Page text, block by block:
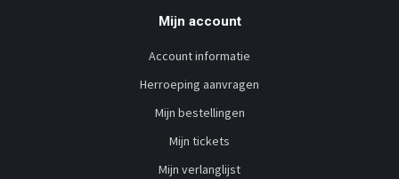
Mijn account
Account informatie
Herroeping aanvragen
Mijn bestellingen
Mijn tickets
Mijn verlanglijst